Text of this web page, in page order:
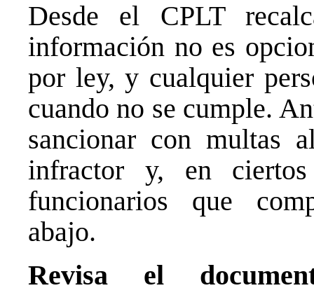
Desde el CPLT
información no es
por ley, y cualquier
cuando no se cumple.
sancionar con multas
infractor y, en
funcionarios que
abajo.
Revisa el